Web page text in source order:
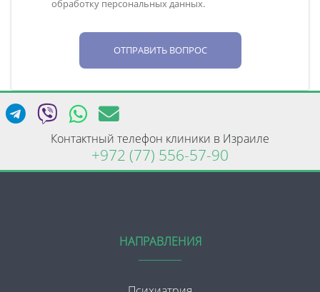
обработку персональных данных.
ОТПРАВИТЬ ВОПРОС
Контактный телефон клиники в Израиле
+972 (77) 556-57-90
НАПРАВЛЕНИЯ